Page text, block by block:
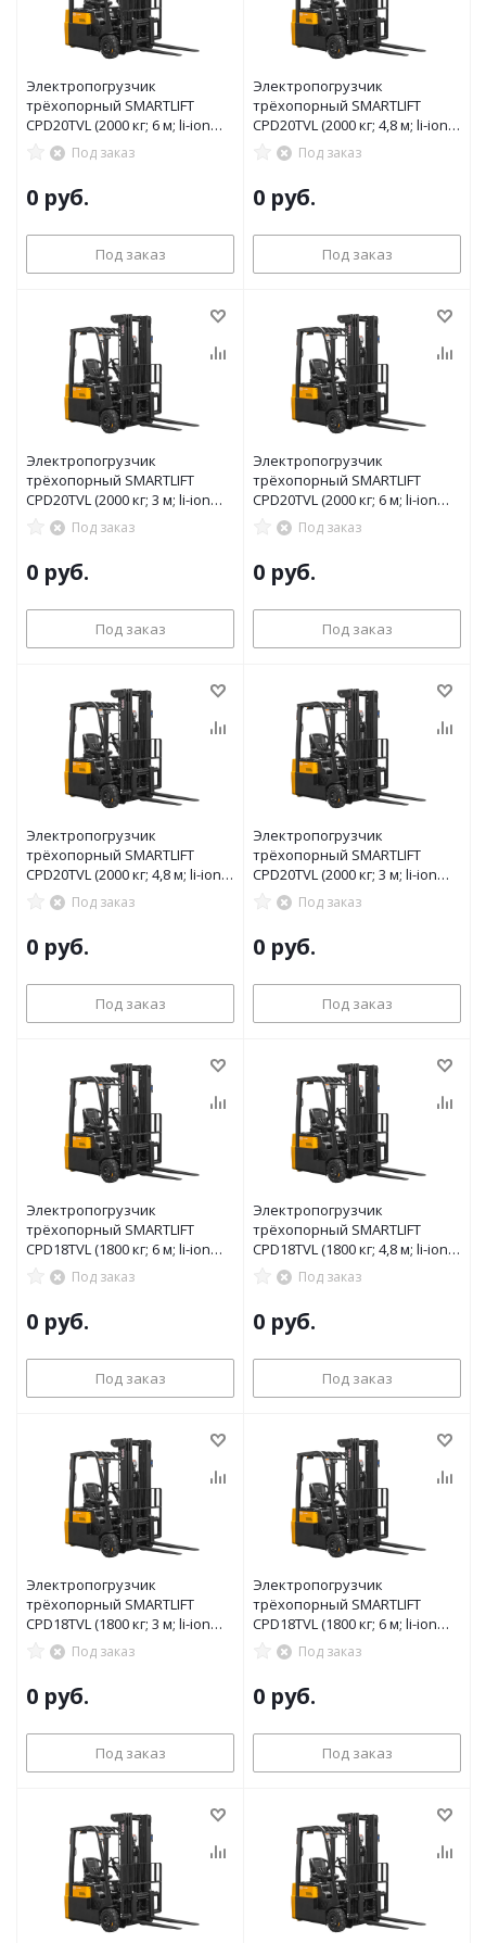
Электропогрузчик
трёхопорный SMARTLIFT
CPD20TVL (2000 кг; 6 м; li-ion
80В / 150Ач)Под заказ
0 руб.
Под заказ
Электропогрузчик
трёхопорный SMARTLIFT
CPD20TVL (2000 кг; 4,8 м; li-ion
80В / 150Ач)Под заказ
0 руб.
Под заказ
Электропогрузчик
трёхопорный SMARTLIFT
CPD20TVL (2000 кг; 3 м; li-ion
80В / 150Ач)Под заказ
0 руб.
Под заказ
Электропогрузчик
трёхопорный SMARTLIFT
CPD20TVL (2000 кг; 6 м; li-ion
80В / 205Ач)Под заказ
0 руб.
Под заказ
Электропогрузчик
трёхопорный SMARTLIFT
CPD20TVL (2000 кг; 4,8 м; li-ion
80В / 205Ач)Под заказ
0 руб.
Под заказ
Электропогрузчик
трёхопорный SMARTLIFT
CPD20TVL (2000 кг; 3 м; li-ion
80В / 205Ач)Под заказ
0 руб.
Под заказ
Электропогрузчик
трёхопорный SMARTLIFT
CPD18TVL (1800 кг; 6 м; li-ion
80В / 150Ач)Под заказ
0 руб.
Под заказ
Электропогрузчик
трёхопорный SMARTLIFT
CPD18TVL (1800 кг; 4,8 м; li-ion
80В / 150Ач)Под заказ
0 руб.
Под заказ
Электропогрузчик
трёхопорный SMARTLIFT
CPD18TVL (1800 кг; 3 м; li-ion
80В / 150Ач)Под заказ
0 руб.
Под заказ
Электропогрузчик
трёхопорный SMARTLIFT
CPD18TVL (1800 кг; 6 м; li-ion
80В / 205Ач)Под заказ
0 руб.
Под заказ